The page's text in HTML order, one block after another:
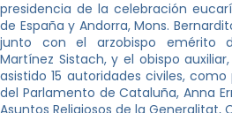
presidencia de la celebración
de España y Andorra, Mons.
junto con el arzobispo emérito
Martínez Sistach, y el obispo
asistido 15 autoridades civiles,
del Parlamento de Cataluña, Anna